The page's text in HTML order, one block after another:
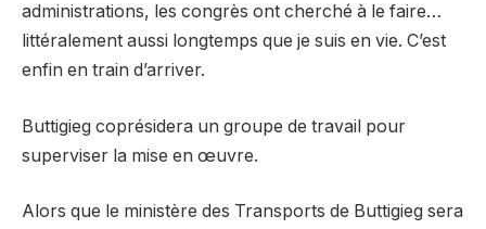
administrations, les congrès ont cherché à le faire…
littéralement aussi longtemps que je suis en vie. C’est
enfin en train d’arriver.
Buttigieg coprésidera un groupe de travail pour
superviser la mise en œuvre.
Alors que le ministère des Transports de Buttigieg sera